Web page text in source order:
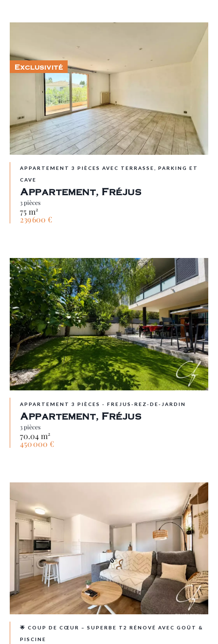
APPARTEMENT 3 PIÈCES AVEC TERRASSE, PARKING ET
CAVE
Appartement, Fréjus
3 pièces
75 m²
239 600 €
Exclusivité
APPARTEMENT 3 PIÈCES - FREJUS-REZ-DE-JARDIN
Appartement, Fréjus
3 pièces
70.04 m²
450 000 €
🌟 COUP DE CŒUR – SUPERBE T2 RÉNOVÉ AVEC GOÛT &
PISCINE